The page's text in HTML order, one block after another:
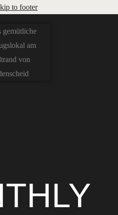
to footer